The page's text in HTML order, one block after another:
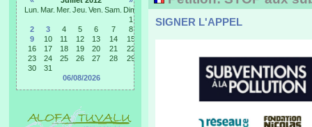
Lun. Mar. Mer. Jeu. Ven. Sam. Dim.
1
2
3 4 5 6 7
8
9
10 11 12 13 14
15
16
17 18 19 20 21
22
23
24 25 26 27 28
29
30
31
06/08/2026
SIGNER L'APPEL